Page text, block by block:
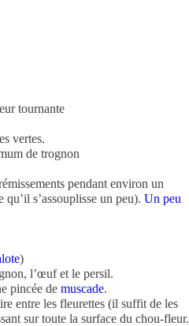
tournante
vertes.
de trognon
pendant environ un
qu’il s’assouplisse un peu). Un peu
)
l’œuf et le persil.
pincée de muscade.
entre les fleurettes (il suffit de les
sur toute la surface du chou-fleur.